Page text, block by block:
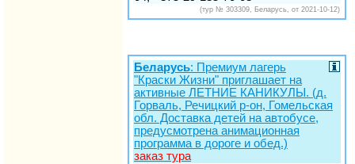
(тур № 303309, Беларусь, от 2021-10-12)
Беларусь: Премиум лагерь
"Краски Жизни" приглашает на
активные ЛЕТНИЕ КАНИКУЛЫ. (д.
Горваль, Речицкий р-он, Гомельская
обл. Доставка детей на автобусе,
предусмотрена анимационная
программа в дороге и обед.)
заказ тура